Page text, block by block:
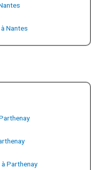
Nantes
Parthenay